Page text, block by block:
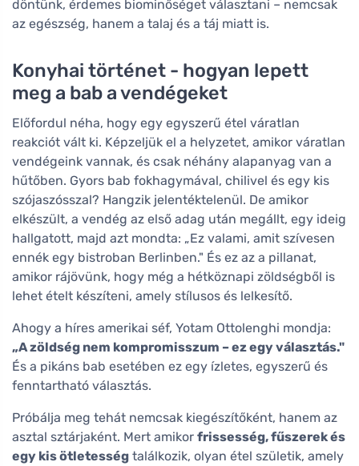
döntünk, érdemes biominőséget választani – nemcsak
az egészség, hanem a talaj és a táj miatt is.
Konyhai történet - hogyan lepett
meg a bab a vendégeket
Előfordul néha, hogy egy egyszerű étel váratlan
reakciót vált ki. Képzeljük el a helyzetet, amikor váratlan
vendégeink vannak, és csak néhány alapanyag van a
hűtőben. Gyors bab fokhagymával, chilivel és egy kis
szójaszósszal? Hangzik jelentéktelenül. De amikor
elkészült, a vendég az első adag után megállt, egy ideig
hallgatott, majd azt mondta: „Ez valami, amit szívesen
ennék egy bistroban Berlinben." És ez az a pillanat,
amikor rájövünk, hogy még a hétköznapi zöldségből is
lehet ételt készíteni, amely stílusos és lelkesítő.
Ahogy a híres amerikai séf, Yotam Ottolenghi mondja:
„A zöldség nem kompromisszum – ez egy választás."
És a pikáns bab esetében ez egy ízletes, egyszerű és
fenntartható választás.
Próbálja meg tehát nemcsak kiegészítőként, hanem az
asztal sztárjaként. Mert amikor frissesség, fűszerek és
egy kis ötletesség találkozik, olyan étel születik, amely